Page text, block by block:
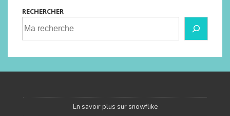
RECHERCHER
En savoir plus sur snowflike